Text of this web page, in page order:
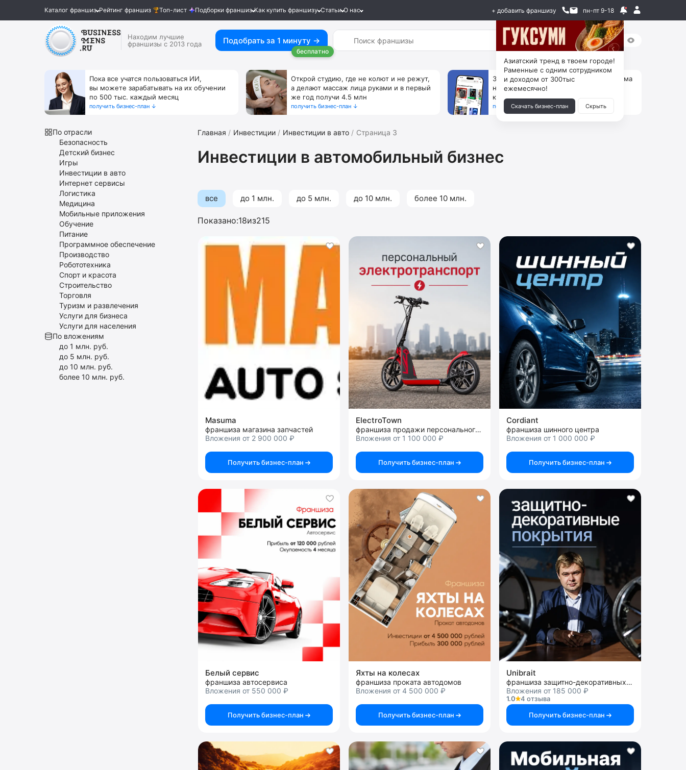
Каталог франшиз Рейтинг франшиз Топ-лист Подборки франшиз Как купить франшизу Статьи О нас + добавить франшизу пн-пт 9-18
Находим лучшие
франшизы с 2013 года
Подобрать за 1 минуту →
бесплатно
Пока все учатся пользоваться ИИ,
вы можете зарабатывать на их обучении
по 500 тыс. каждый месяц
получить бизнес-план ↓
Открой студию, где не колют и не режут,
а делают массаж лица руками и в первый
же год получи 4.5 млн
получить бизнес-план ↓
За 90 тыс. открой магазин на Авито, дома
ни коробок, ни товара, ни склада, зато
каждый месяц +125 тыс. чистыми
получить бизнес-план ↓
По отрасли
Безопасность
Детский бизнес
Игры
Инвестиции в авто
Интернет сервисы
Логистика
Медицина
Мобильные приложения
Обучение
Питание
Программное обеспечение
Производство
Робототехника
Спорт и красота
Строительство
Торговля
Туризм и развлечения
Услуги для бизнеса
Услуги для населения
По вложениям
до 1 млн. руб.
до 5 млн. руб.
до 10 млн. руб.
более 10 млн. руб.
Главная Инвестиции Инвестиции в авто Страница 3
Инвестиции в автомобильный бизнес
все до 1 млн. до 5 млн. до 10 млн. более 10 млн.
Показано:18из215
Masuma
франшиза магазина запчастей
Вложения от 2 900 000 ₽
Получить бизнес-план
ElectroTown
франшиза продажи персонального электротранспорта
Вложения от 1 100 000 ₽
Получить бизнес-план
Cordiant
франшиза шинного центра
Вложения от 1 000 000 ₽
Получить бизнес-план
Белый сервис
франшиза автосервиса
Вложения от 550 000 ₽
Получить бизнес-план
Яхты на колесах
франшиза проката автодомов
Вложения от 4 500 000 ₽
Получить бизнес-план
Unibrait
франшиза защитно-декоративных покрытий
Вложения от 185 000 ₽
1.0
4 отзыва
Получить бизнес-план
Азиатский тренд в твоем городе!
Раменные с одним сотрудником
и доходом от 300тыс
ежемесячно!
Скачать бизнес-план Скрыть